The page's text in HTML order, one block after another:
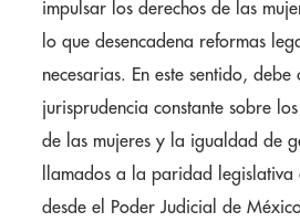
impulsar los derechos de las
lo que desencadena reformas
necesarias. En este sentido, debe
jurisprudencia constante sobre
de las mujeres y la igualdad de
llamados a la paridad legislativa
desde el Poder Judicial de